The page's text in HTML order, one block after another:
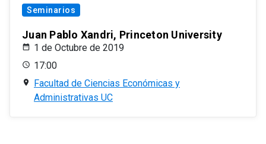
Seminarios
Juan Pablo Xandri, Princeton University
1 de Octubre de 2019
17:00
Facultad de Ciencias Económicas y
Administrativas UC